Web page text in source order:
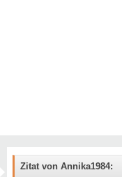
Zitat von Annika1984: